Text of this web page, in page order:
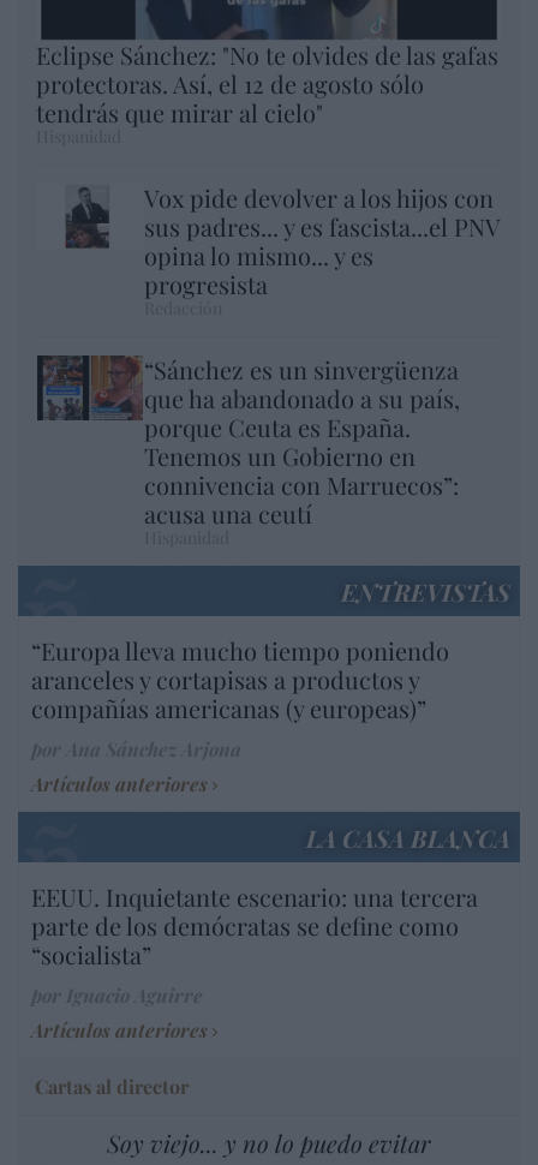
Eclipse Sánchez: "No te olvides de las gafas
protectoras. Así, el 12 de agosto sólo
tendrás que mirar al cielo"
Vox pide devolver a los hijos con
sus padres... y es fascista...el PNV
opina lo mismo... y es
progresista
“Sánchez es un sinvergüenza
que ha abandonado a su país,
porque Ceuta es España.
Tenemos un Gobierno en
connivencia con Marruecos”:
acusa una ceutí
ENTREVISTAS
“Europa lleva mucho tiempo poniendo
aranceles y cortapisas a productos y
compañías americanas (y europeas)”
Artículos anteriores
LA CASA BLANCA
EEUU. Inquietante escenario: una tercera
parte de los demócratas se define como
“socialista”
Artículos anteriores
Cartas al director
Soy viejo... y no lo puedo evitar